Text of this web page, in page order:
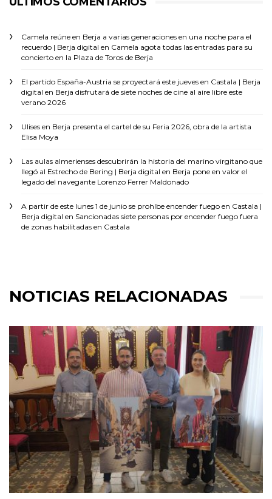
Camela reúne en Berja a varias generaciones en una noche para el
recuerdo | Berja digital en Camela agota todas las entradas para su
concierto en la Plaza de Toros de Berja
El partido España-Austria se proyectará este jueves en Castala | Berja
digital en Berja disfrutará de siete noches de cine al aire libre este
verano 2026
Ulises en Berja presenta el cartel de su Feria 2026, obra de la artista
Elisa Moya
Las aulas almerienses descubrirán la historia del marino virgitano que
llegó al Estrecho de Bering | Berja digital en Berja pone en valor el
legado del navegante Lorenzo Ferrer Maldonado
A partir de este lunes 1 de junio se prohíbe encender fuego en Castala |
Berja digital en Sancionadas siete personas por encender fuego fuera
de zonas habilitadas en Castala
NOTICIAS RELACIONADAS